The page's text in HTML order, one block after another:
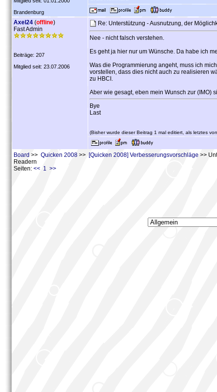
Brandenburg
Axel24 (offline)
Fast Admin
Beiträge: 207
Mitglied seit: 23.07.2006
Re: Unterstützung - Ausnutzung, der
Nee - nicht falsch verstehen.
Es geht ja hier nur um Wünsche. Da habe ich
Was die Programmierung angeht, muss ich
vorstellen, dass dies nicht auch zu realisieren
zu HBCI.
Aber wie gesagt, eben mein Wunsch zur (IMO)
Bye
Last
(Bisher wurde dieser Beitrag 1 mal editiert, als letztes
Board >> Quicken 2008 >> [Quicken 2008] Verbesserungsvorschläge >>
Readern
Seiten: << 1 >>